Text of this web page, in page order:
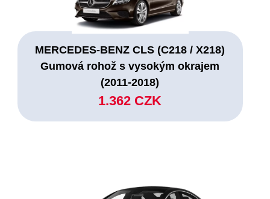
MERCEDES-BENZ CLS (C218 / X218)
Gumová rohož s vysokým okrajem
(2011-2018)
1.362 CZK